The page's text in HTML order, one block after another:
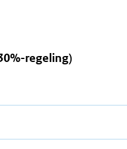
regeling)